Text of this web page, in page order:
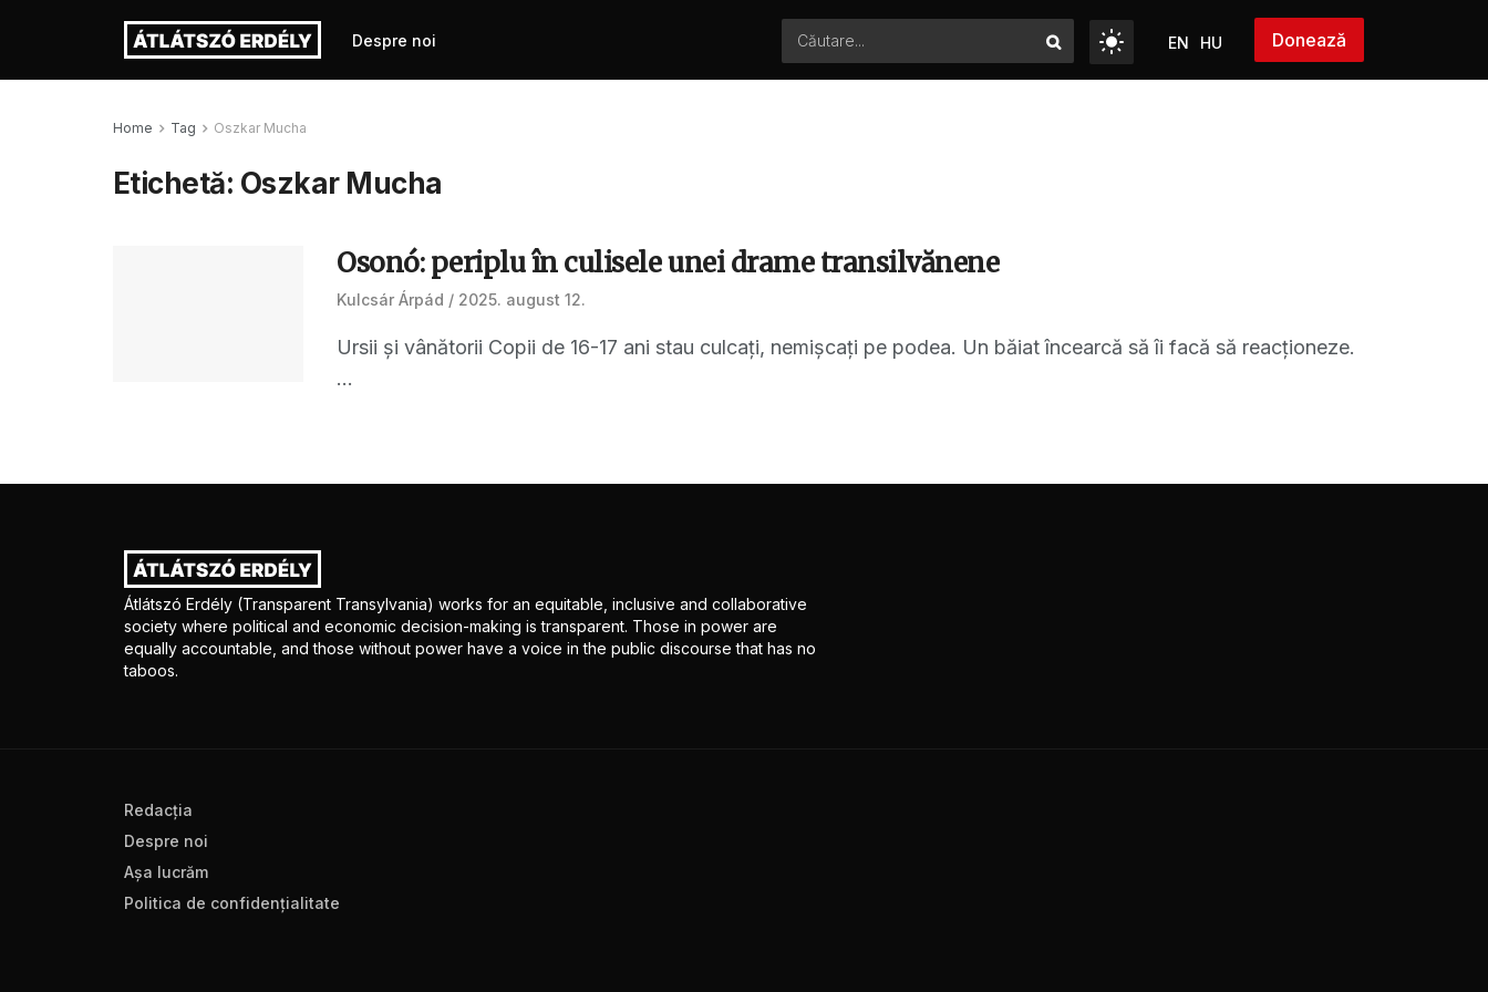
Despre noi EN HU Donează
Home Tag Oszkar Mucha
Etichetă: Oszkar Mucha
Osonó: periplu în culisele unei drame transilvănene
Kulcsár Árpád 2025. august 12.
Ursii și vânătorii Copii de 16-17 ani stau culcați, nemișcați pe podea. Un băiat încearcă să îi facă să reacționeze.
...
Átlátszó Erdély (Transparent Transylvania) works for an equitable, inclusive and collaborative
society where political and economic decision-making is transparent. Those in power are
equally accountable, and those without power have a voice in the public discourse that has no
taboos.
Redacţia
Despre noi
Aşa lucrăm
Politica de confidenţialitate